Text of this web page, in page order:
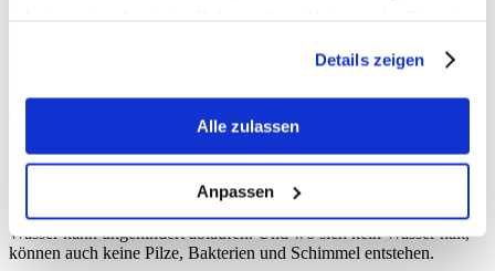
Details zeigen
Alle zulassen
Anpassen
Deshalb haben wir das Ende der Fugen eingeläutet!
Das heißt nicht, dass wir Fugen komplett abgeschafft haben. Doch
dank unserer dünnen und großen Platten aus Hybridceramic,
können sie auf ein Minimum reduziert werden. Aufgrund der
Plattenhöhe von maximal 300 cm, werden an den meisten Wänden
Ein großer Vorteil für Duschwände und Wandverkleidungen.
Wasser kann ungehindert ablaufen. Und wo sich kein Wasser hält,
können auch keine Pilze, Bakterien und Schimmel entstehen.